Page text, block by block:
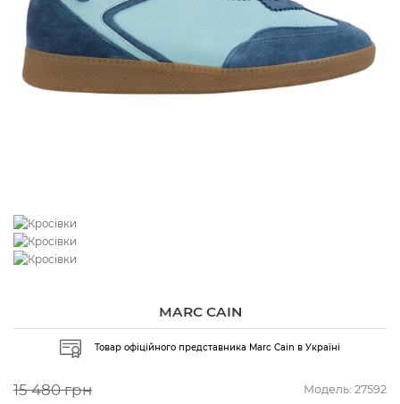
MARC CAIN
Товар офіційного представника Marc Cain в Україні
Модель: 27592
15 480 грн